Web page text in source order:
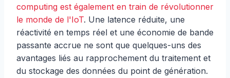
computing est également en train de révolutionner
le monde de l'IoT. Une latence réduite, une
réactivité en temps réel et une économie de bande
passante accrue ne sont que quelques-uns des
avantages liés au rapprochement du traitement et
du stockage des données du point de génération.